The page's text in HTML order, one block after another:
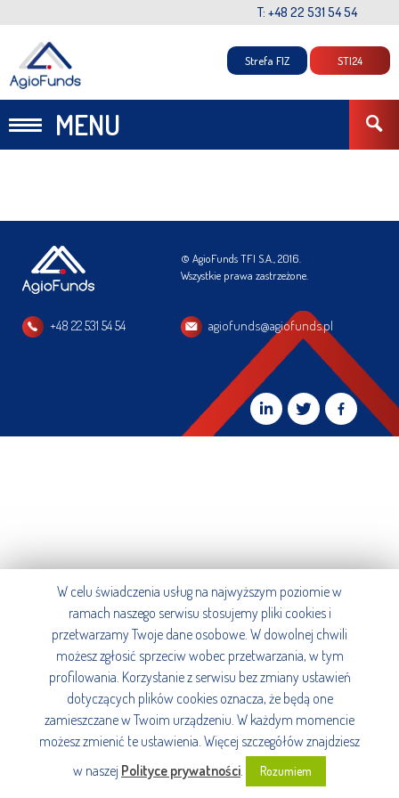
T: +48 22 531 54 54
MENU
Strefa FIZ STI24
© AgioFunds TFI S.A., 2016.
Wszystkie prawa zastrzeżone.
+48 22 531 54 54 agiofunds@agiofunds.pl
W celu świadczenia usług na najwyższym poziomie w
ramach naszego serwisu stosujemy pliki cookies i
przetwarzamy Twoje dane osobowe. W dowolnej chwili
możesz zgłosić sprzeciw wobec przetwarzania, w tym
profilowania. Korzystanie z serwisu bez zmiany ustawień
dotyczących plików cookies oznacza, że będą one
zamieszczane w Twoim urządzeniu. W każdym momencie
możesz zmienić te ustawienia. Więcej szczegółów znajdziesz
w naszej Polityce prywatności. Rozumiem